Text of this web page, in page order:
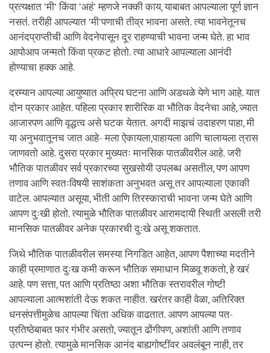
प्रत्यक्षात ‘मी’ किंवा ‘अहं’ म्हणजे नक्की काय, याबाबत आपल्याला पूर्ण ज्ञान
नसतं. तरीही आपल्यात ‘मी’पणाची तीव्र भावना असते. त्या भावनेतूनच
आनंदप्राप्तीची आणि वेदनेपासून दूर राहण्याची भावना जन्म घेते. हा भाव
आपोआप जन्मतो किंवा प्रकट होतो. त्या आधारे आपल्याला आनंदी
होण्याचा हक्क आहे.
दरम्यान आपल्या आयुष्यात अप्रिय घटना आणि अडथळे येणे भाग आहे. यात
दोन प्रकार आहेत. पहिला प्रकार शारीरिक वा भौतिक वेदनेचा आहे, ज्यात
आजारपण आणि वृद्धत्व असे घटक येतात. अगदी माझचं उदाहरण पाहा, मी
या अनुभवातूनच जात आहे- मला ऐकायला,पाहायला आणि चालायला त्रास
जाणवतो आहे. दुसरा प्रकार मुख्यतः मानसिक पातळीवरील आहे. जरी
भौतिक पातळीवर सर्व प्रकारच्या सुखसोयी उपलब्ध असतील, पण आपण
तणाव आणि स्वतःविषयी साशंकता अनुभवत असू तर आपल्याला एकाकी
वाटेल. आपल्यात असूया, भीती आणि तिरस्काराची भावना जन्म घेते आणि
आपण दुःखी होतो. त्यामुळे भौतिक पातळीवर आरामदायी स्थिती असली तरी
मानसिक पातळीवर अनेक प्रकारची दुःखे असू शकतात.
जिथे भौतिक पातळीवरील समस्या निगडित आहेत, आपण पैशाच्या मदतीने
काही प्रमाणात दुःख कमी करून भौतिक समाधान मिळवू शकतो, हे खरं
आहे. पण सत्ता, पत आणि प्रतिष्ठा अशा भौतिक स्तरावरील गोष्टी
आपल्याला आत्मशांती देऊ शकत नाहीत. खरंतर काही वेळा, अतिरिक्त
धनसंपत्तीमुळेच आपल्या चिंता अधिक वाढतात. आपण आपल्या पत-
प्रतिष्ठेबाबत फार गंभीर असतो, ज्यातून ढोंगीपण, अशांती आणि तणाव
उत्पन्न होतो. त्यामुळे मानसिक आनंद बाह्यगोष्टींवर अवलंबून नाही, तर